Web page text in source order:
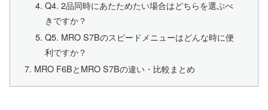
Q4. 2品同時にあたためたい場合はどちらを選ぶべ
きですか？
Q5. MRO S7Bのスピードメニューはどんな時に便
利ですか？
MRO F6BとMRO S7Bの違い・比較まとめ